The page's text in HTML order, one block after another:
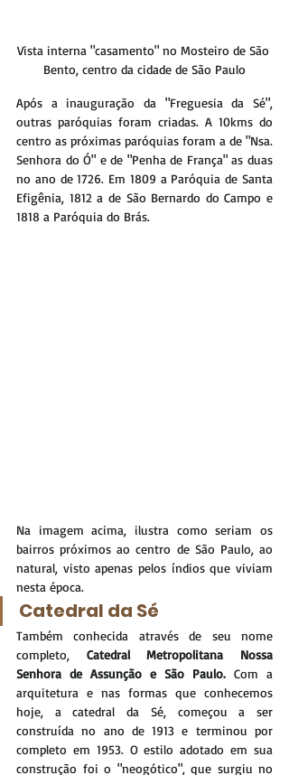
Vista interna "casamento" no Mosteiro de São
Bento, centro da cidade de São Paulo
Após a inauguração da "Freguesia da Sé",
outras paróquias foram criadas. A 10kms do
centro as próximas paróquias foram a de "Nsa.
Senhora do Ó" e de "Penha de França" as duas
no ano de 1726. Em 1809 a Paróquia de Santa
Efigênia, 1812 a de São Bernardo do Campo e
1818 a Paróquia do Brás.
Na imagem acima, ilustra como seriam os
bairros próximos ao centro de São Paulo, ao
natural, visto apenas pelos índios que viviam
nesta época.
Catedral da Sé
Também conhecida através de seu nome
completo, Catedral Metropolitana Nossa
Senhora de Assunção e São Paulo. Com a
arquitetura e nas formas que conhecemos
hoje, a catedral da Sé, começou a ser
construída no ano de 1913 e terminou por
completo em 1953. O estilo adotado em sua
construção foi o "neogótico", que surgiu no